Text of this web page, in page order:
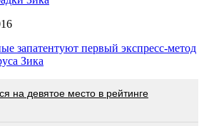
запатентуют первый экспресс-метод
Зика
на девятое место в рейтинге